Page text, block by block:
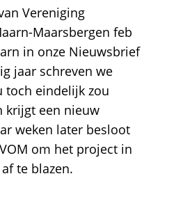
Vereniging
Maarsbergen feb
in onze Nieuwsbrief
jaar schreven we
toch eindelijk zou
krijgt een nieuw
weken later besloot
om het project in
te blazen.